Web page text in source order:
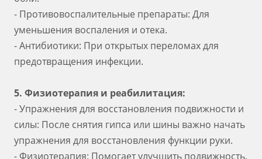
- Противовоспалительные препараты: Для
уменьшения воспаления и отека.
- Антибиотики: При открытых переломах для
предотвращения инфекции.
5. Физиотерапия и реабилитация:
- Упражнения для восстановления подвижности и
силы: После снятия гипса или шины важно начать
упражнения для восстановления функции руки.
- Физиотерапия: Помогает улучшить подвижность,